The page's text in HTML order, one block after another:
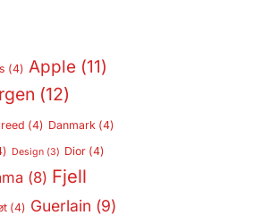
(4) Apple (11)
(12)
(4) Danmark (4)
Design(3) Dior(4)
(8) Fjell
(4) Guerlain (9)